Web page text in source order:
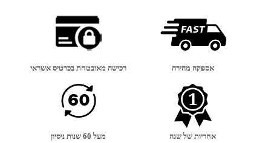
אספקה מהירה רכישה מאובטחת בכרטיס אשראי
אחריות של שנה מעל 60 שנות ניסיון